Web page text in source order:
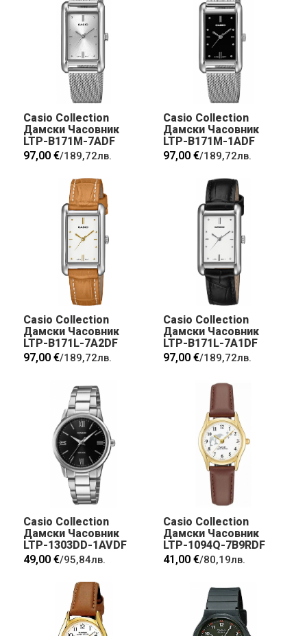
Casio Collection
Дамски Часовник
LTP-B171M-7ADF
97,00 €/189,72лв.
Casio Collection
Дамски Часовник
LTP-B171M-1ADF
97,00 €/189,72лв.
Casio Collection
Дамски Часовник
LTP-B171L-7A2DF
97,00 €/189,72лв.
Casio Collection
Дамски Часовник
LTP-B171L-7A1DF
97,00 €/189,72лв.
Casio Collection
Дамски Часовник
LTP-1303DD-1AVDF
49,00 €/95,84лв.
Casio Collection
Дамски Часовник
LTP-1094Q-7B9RDF
41,00 €/80,19лв.